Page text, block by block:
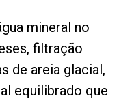
mineral no
filtração
de areia glacial,
equilibrado que